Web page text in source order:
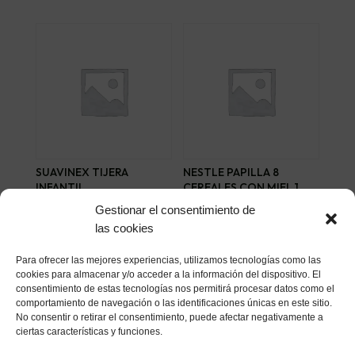
Gestionar el consentimiento de
las cookies
Para ofrecer las mejores experiencias, utilizamos tecnologías como las
cookies para almacenar y/o acceder a la información del dispositivo. El
consentimiento de estas tecnologías nos permitirá procesar datos como el
comportamiento de navegación o las identificaciones únicas en este sitio.
No consentir o retirar el consentimiento, puede afectar negativamente a
ciertas características y funciones.
SUAVINEX TIJERA
INFANTIL
NESTLE PAPILLA 8
CEREALES CON MIEL 1
ENVASE 950 G
Añadir al carrito